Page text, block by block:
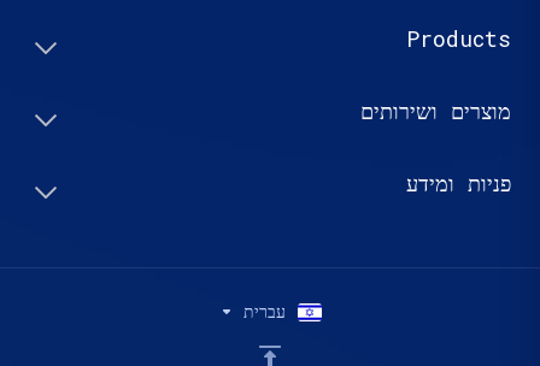
Products
מוצרים ושירותים
פניות ומידע
עברית